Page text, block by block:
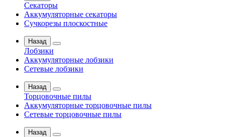
Секаторы
Аккумуляторные секаторы
Сучкорезы плоскостные
Назад
Лобзики
Аккумуляторные лобзики
Сетевые лобзики
Назад
Торцовочные пилы
Аккумуляторные торцовочные пилы
Сетевые торцовочные пилы
Назад